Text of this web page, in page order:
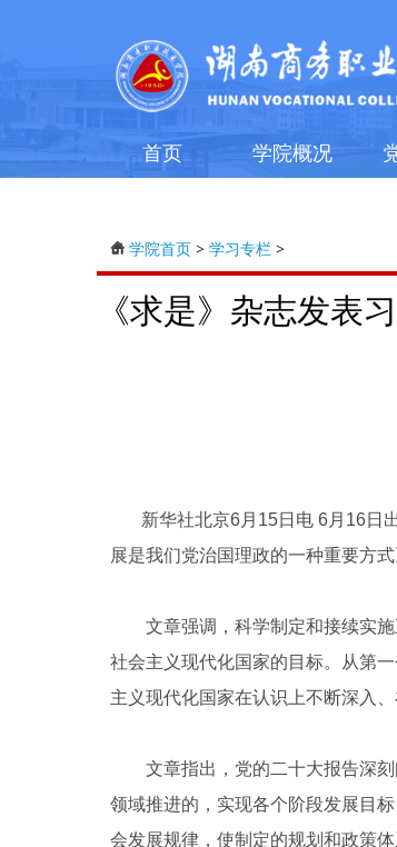
首页 学院概况
学院首页 > 学习专栏 >
《求是》杂志发表
新华社北京6月15日电 6月16日出
展是我们党治国理政的一种重要方
文章强调，科学制定和接续实施
社会主义现代化国家的目标。从第
主义现代化国家在认识上不断深入
文章指出，党的二十大报告深刻
领域推进的，实现各个阶段发展目
会发展规律，使制定的规划和政策